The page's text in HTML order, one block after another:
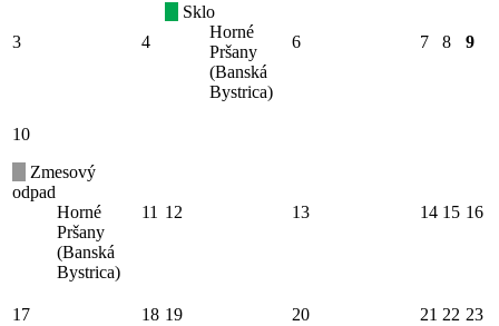
3 4
Sklo
Horné
Pršany
(Banská
Bystrica)
6 7 8 9
10
Zmesový
odpad
Horné
Pršany
(Banská
Bystrica)
11 12 13 14 15 16
17 18 19 20 21 22 23